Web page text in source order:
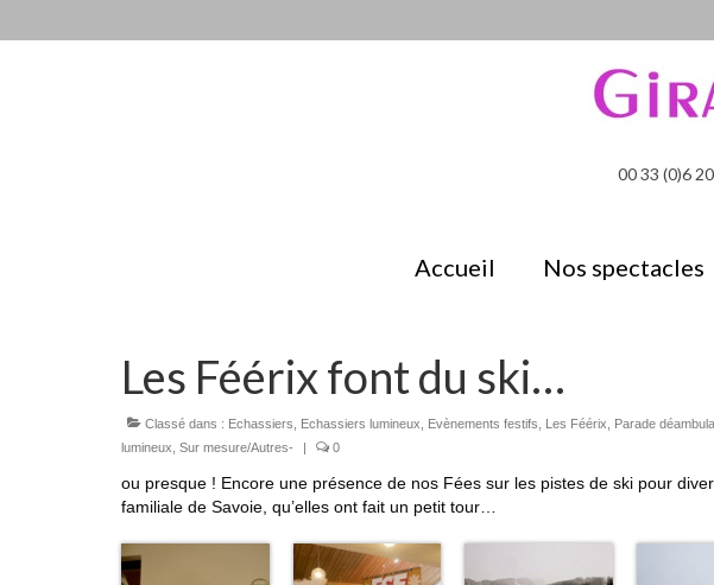
00 33 (0)6
Accueil Nos spectacles
Les Féérix font du ski…
Classé dans : Echassiers Echassiers lumineux Evènements festifs Les Féérix Parade
lumineux Sur mesure/Autres- | 0
ou presque ! Encore une présence de nos Fées sur les pistes de ski pour
familiale de Savoie, qu’elles ont fait un petit tour…